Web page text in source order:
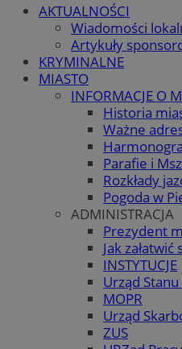
AKTUALNOŚCI
Wiadomości
Artykuły
KRYMINALNE
MIASTO
INFORMACJE O
Historia
Ważne
Parafie i
Rozkłady
Pogoda w
ADMINISTRACJA
Prezydent
Jak
INSTYTUCJE
Urząd
MOPR
Urząd
ZUS